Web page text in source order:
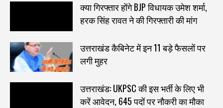
क्या गिरफ्तार होंगे BJP विधायक उमेश शर्मा,
हरक सिंह रावत ने की गिरफ्तारी की मांग
उत्तराखंड कैबिनेट में इन 11 बड़े फैसलों पर
लगी मुहर
उत्तराखंड: UKPSC की इस भर्ती के लिए भी
करें आवेदन, 645 पदों पर नौकरी का मौका